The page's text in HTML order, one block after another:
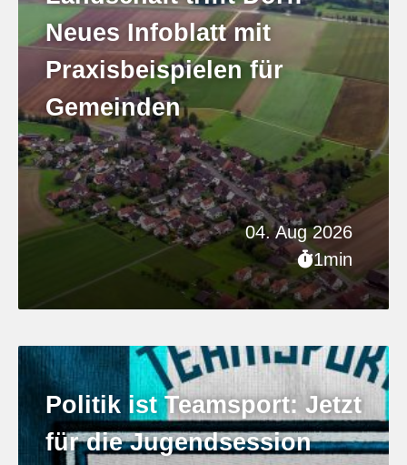
04. Aug 2026
1min
Neues Infoblatt mit
Praxisbeispielen für
Gemeinden
Politik ist Teamsport: Jetzt
für die Jugendsession